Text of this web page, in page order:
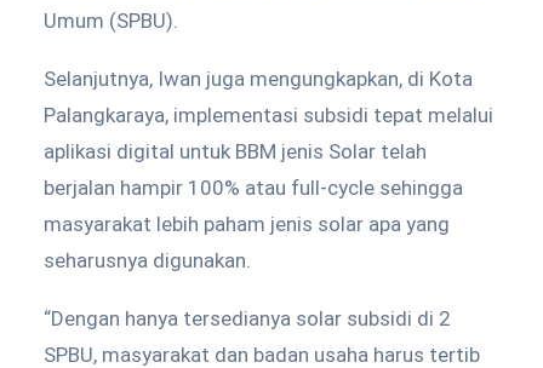
Umum (SPBU).
Selanjutnya, Iwan juga mengungkapkan, di Kota
Palangkaraya, implementasi subsidi tepat melalui
aplikasi digital untuk BBM jenis Solar telah
berjalan hampir 100% atau full-cycle sehingga
masyarakat lebih paham jenis solar apa yang
seharusnya digunakan.
“Dengan hanya tersedianya solar subsidi di 2
SPBU, masyarakat dan badan usaha harus tertib